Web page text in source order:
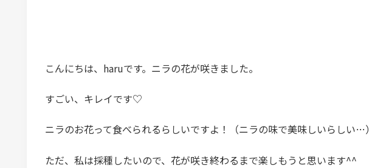
こんにちは、haruです。ニラの花が咲きました。
すごい、キレイです♡
ニラのお花って食べられるらしいですよ！（ニラの味で美味しいらしい…）
ただ、私は採種したいので、花が咲き終わるまで楽しもうと思います^^